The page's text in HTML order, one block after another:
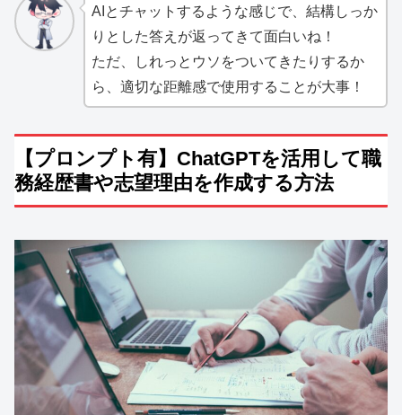
AIとチャットするような感じで、結構しっか
りとした答えが返ってきて面白いね！
ただ、しれっとウソをついてきたりするか
ら、適切な距離感で使用することが大事！
【プロンプト有】ChatGPTを活用して職
務経歴書や志望理由を作成する方法